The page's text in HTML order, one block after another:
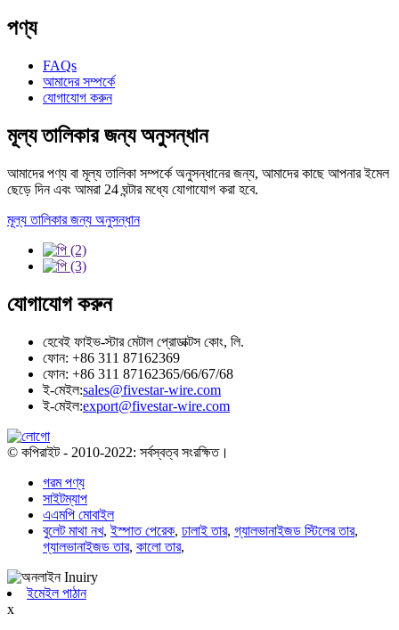
পণ্য
FAQs
আমাদের সম্পর্কে
যোগাযোগ করুন
মূল্য তালিকার জন্য অনুসন্ধান
আমাদের পণ্য বা মূল্য তালিকা সম্পর্কে অনুসন্ধানের জন্য, আমাদের কাছে আপনার ইমেল
ছেড়ে দিন এবং আমরা 24 ঘন্টার মধ্যে যোগাযোগ করা হবে.
মূল্য তালিকার জন্য অনুসন্ধান
যোগাযোগ করুন
হেবেই ফাইভ-স্টার মেটাল প্রোডাক্টস কোং, লি.
ফোন: +86 311 87162369
ফোন: +86 311 87162365/66/67/68
ই-মেইল:sales@fivestar-wire.com
ই-মেইল:export@fivestar-wire.com
© কপিরাইট - 2010-2022: সর্বস্বত্ব সংরক্ষিত।
গরম পণ্য
সাইটম্যাপ
এএমপি মোবাইল
বুলেট মাথা নখ,ইস্পাত পেরেক, ঢালাই তার, গ্যালভানাইজড স্টিলের তার,
গ্যালভানাইজড তার, কালো তার,
ইমেইল পাঠান
x